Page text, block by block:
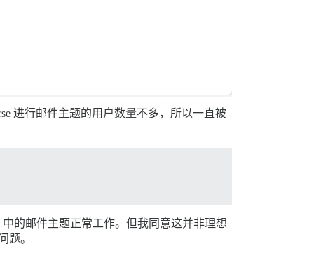
进行邮件主题的用户数量不多，所以一直被
的邮件主题正常工作。但我同意这并非理想
题。